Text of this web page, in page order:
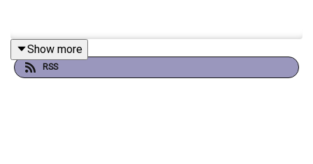
Show more
RSS